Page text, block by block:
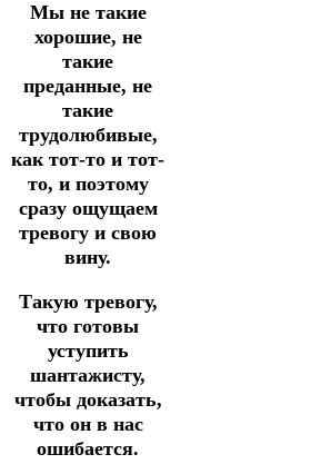
Мы не такие
хорошие, не
такие
преданные, не
такие
трудолюбивые,
как тот-то и тот-
то, и поэтому
сразу ощущаем
тревогу и свою
вину.
Такую тревогу,
что готовы
уступить
шантажисту,
чтобы доказать,
что он в нас
ошибается.